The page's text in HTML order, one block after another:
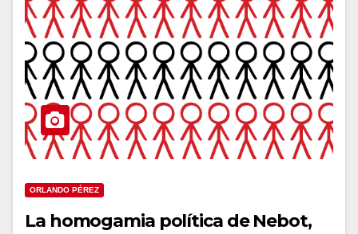
ORLANDO PÉREZ
La homogamia política de Nebot,